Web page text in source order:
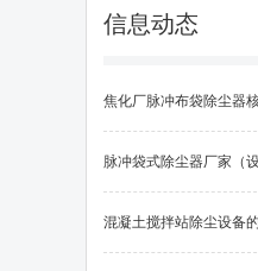
信息动态
焦化厂脉冲布袋除尘器
势
脉冲袋式除尘器厂家（
混凝土搅拌站除尘设备